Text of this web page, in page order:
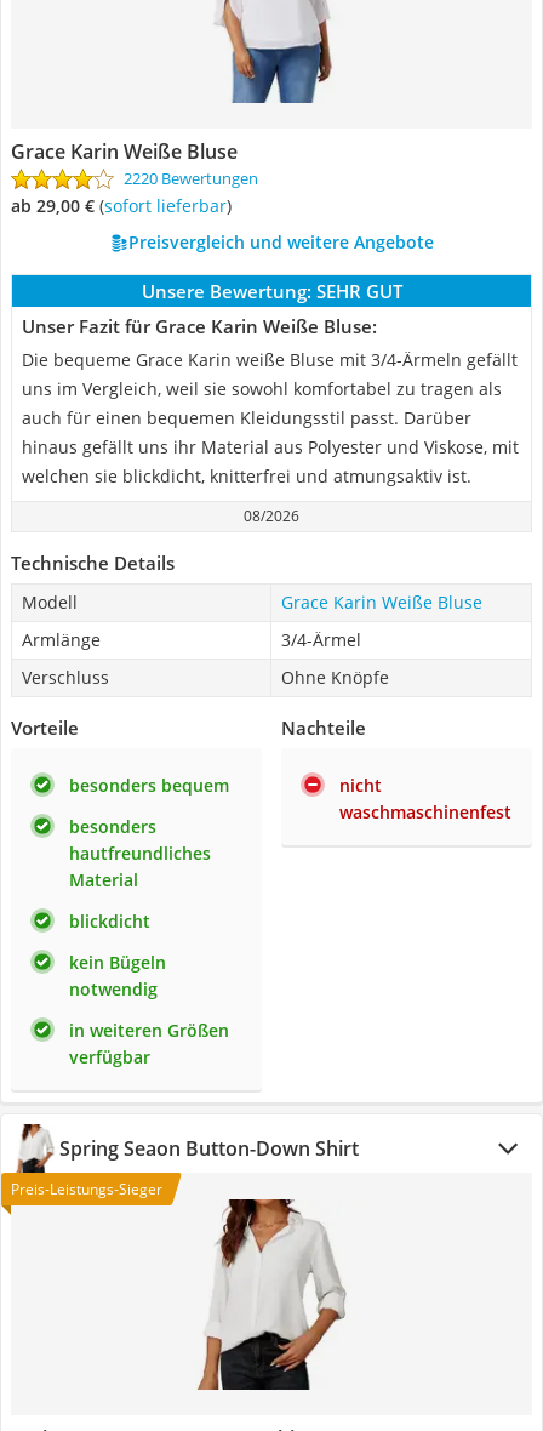
Grace Karin Weiße Bluse
2220 Bewertungen
ab 29,00 € ( Sofort lieferbar)
Preisvergleich und weitere Angebote
Unsere Bewertung: SEHR GUT
Unser Fazit für Grace Karin Weiße Bluse:
Die bequeme Grace Karin weiße Bluse mit 3/4-Ärmeln gefällt
uns im Vergleich, weil sie sowohl komfortabel zu tragen als
auch für einen bequemen Kleidungsstil passt. Darüber
hinaus gefällt uns ihr Material aus Polyester und Viskose, mit
welchen sie blickdicht, knitterfrei und atmungsaktiv ist.
08/2026
Technische Details
Modell
Grace Karin Weiße Bluse
Armlänge
3/4-Ärmel
Verschluss
Ohne Knöpfe
Vorteile
besonders bequem
besonders
hautfreundliches
Material
blickdicht
kein Bügeln
notwendig
in weiteren Größen
verfügbar
Nachteile
nicht
waschmaschinenfest
Spring Seaon Button-Down Shirt
Preis-Leistungs-Sieger